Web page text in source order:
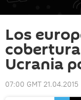
Los
Ucrania
07:00 GMT 21.04.2015